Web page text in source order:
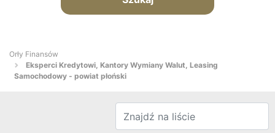
Orły Finansów
Eksperci Kredytowi, Kantory Wymiany Walut, Leasing
Samochodowy - powiat płoński